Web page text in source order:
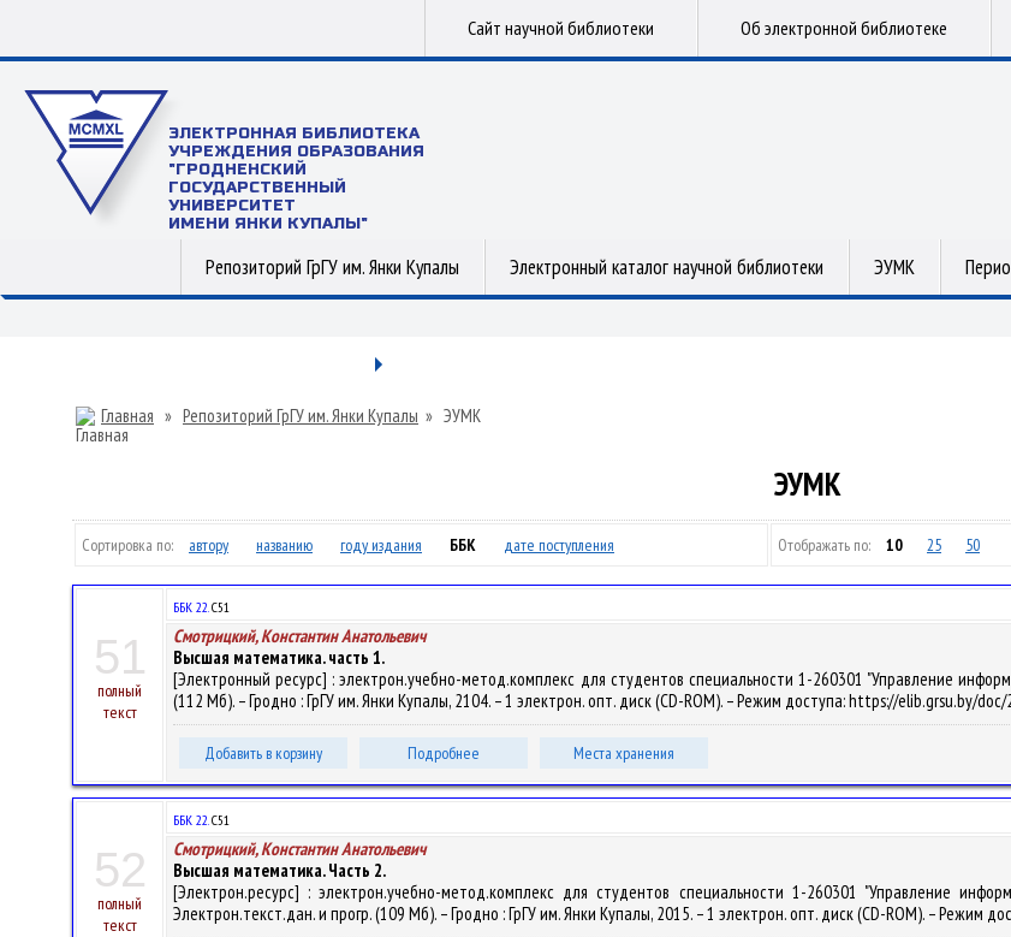
Сайт научной библиотеки Об электронной библиотеке
ЭЛЕКТРОННАЯ БИБЛИОТЕКА
УЧРЕЖДЕНИЯ ОБРАЗОВАНИЯ
"ГРОДНЕНСКИЙ
ГОСУДАРСТВЕННЫЙ
УНИВЕРСИТЕТ
ИМЕНИ ЯНКИ КУПАЛЫ"
Репозиторий ГрГУ им. Янки Купалы Электронный каталог научной библиотеки ЭУМК
Главная » Репозиторий ГрГУ им. Янки Купалы » ЭУМК
ЭУМК
Сортировка по: автору названию году издания ББК дате поступления Отображать по: 10 25 50
51
полный
текст
ББК 22.С51
Смотрицкий, Константин Анатольевич
Высшая математика. часть 1.
[Электронный ресурс] : электрон.учебно-метод.комплекс для студентов специальности 1-260301 "Управление
(112 Мб). – Гродно : ГрГУ им. Янки Купалы, 2104. – 1 электрон. опт. диск (CD-ROM). – Режим доступа: https://elib.grsu.by/
Добавить в корзину Подробнее Места хранения
52
полный
текст
ББК 22.С51
Смотрицкий, Константин Анатольевич
Высшая математика. Часть 2.
[Электрон.ресурс] : электрон.учебно-метод.комплекс для студентов специальности 1-260301 "Управление
Электрон.текст.дан. и прогр. (109 Мб). – Гродно : ГрГУ им. Янки Купалы, 2015. – 1 электрон. опт. диск (CD-ROM). – Режим